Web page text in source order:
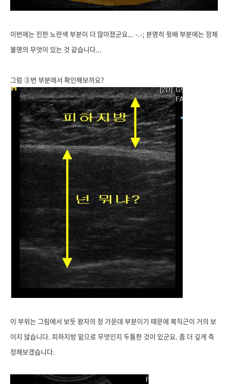
이번에는 진한 노란색 부분이 더 많아졌군요... -.-; 분명히 윗배 부분에는 정체
불명의 무엇이 있는 것 같습니다...
그럼 ③번 부분에서 확인해보까요?
이 부위는 그림에서 보듯 왕자의 정 가운데 부분이기 때문에 복직근이 거의 보
이지 않습니다. 피하지방 밑으로 무엇인지 두툼한 것이 있군요. 좀 더 깊게 측
정해보겠습니다.